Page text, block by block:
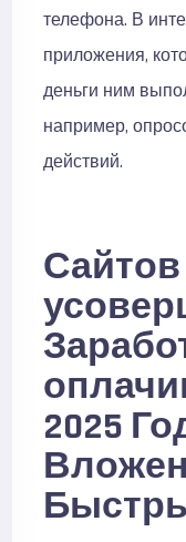
телефона. В
приложения,
деньги ним
например,
действий.
Сайтов
2025